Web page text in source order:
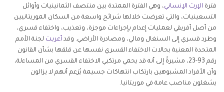
فترة الإرث الإنساني، وهي الفترة الممتدة بين منتصف الثمانينيات وأوائل
التسعينيات، والتي تعرضت خلالها شرائح واسعة من السكان الموريتانيين
من أصل أفريقي لعمليات إعدام بإجراءات موجزة، وتعذيب، واختفاء قسري،
وطرد قسري إلى السنغال ومالي، ومصادرة الأراضي. وقد أعربت لجنة الأمم
المتحدة المعنية بحالات الاختفاء القسري نفسها عن قلقها بشأن القانون
رقم 93-23، مشيرةً إلى أنه قد يحمي مرتكبي الاختفاء القسري من المساءلة،
وأن الأفراد المشبوهين بارتكاب انتهاكات جسيمة يُزعم أنهم لا يزالون
يشغلون مناصب عامة في موريتانيا.